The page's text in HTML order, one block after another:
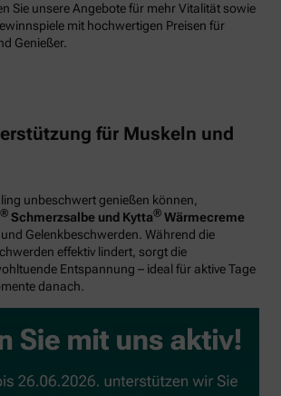
Sie unsere Angebote für mehr Vitalität sowie
mit hochwertigen Preisen für
Genießer.
für Muskeln und
unbeschwert genießen können,
® Schmerzsalbe und Kytta® Wärmecreme
Gelenkbeschwerden. Während die
effektiv lindert, sorgt die
Entspannung – ideal für aktive Tage
danach.